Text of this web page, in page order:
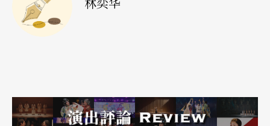
所以，理查三世的战争，是关上门，封闭所有出
战Richmond就兵败如山倒。